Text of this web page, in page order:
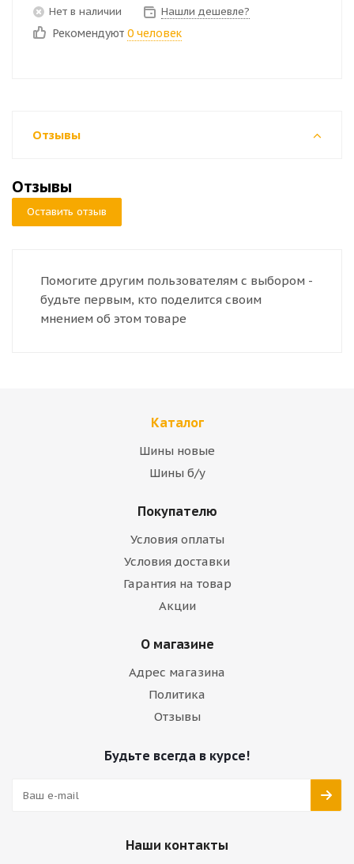
Нет в наличии Нашли дешевле?
Рекомендуют 0 человек
Отзывы
Отзывы
Оставить отзыв
Помогите другим пользователям с выбором -
будьте первым, кто поделится своим
мнением об этом товаре
Каталог
Шины новые
Шины б/у
Покупателю
Условия оплаты
Условия доставки
Гарантия на товар
Акции
О магазине
Адрес магазина
Политика
Отзывы
Будьте всегда в курсе!
Наши контакты